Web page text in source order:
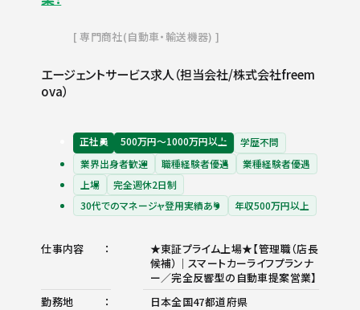
専門商社(自動車・輸送機器)
エージェントサービス求人（担当会社/株式会社freem
ova）
正社員 500万円〜1000万円以上
学歴不問
業界出身者歓迎
職種経験者優遇
業種経験者優遇
上場
完全週休2日制
30代でのマネージャ登用実績あり
年収500万円以上
仕事内容
★東証プライム上場★【管理職（店長
候補）｜スマートカーライフプランナ
ー／完全反響型の自動車提案営業】
勤務地
日本全国47都道府県